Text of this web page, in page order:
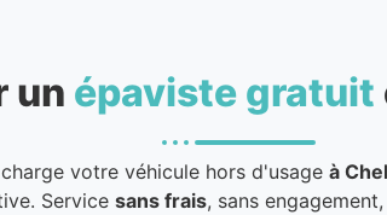
un épaviste gratuit
votre véhicule hors d'usage à
Service sans frais, sans